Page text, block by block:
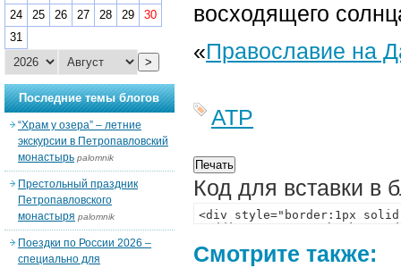
восходящего
«Православие на
АТР
Код для вставки в
Смотрите также:
24
25 26 27 28 29
30
31
>
Последние темы блогов
“Храм у озера” – летние
экскурсии в Петропавловский
монастырь palomnik
Престольный праздник
Петропавловского
монастыря palomnik
Поездки по России 2026 –
специально для